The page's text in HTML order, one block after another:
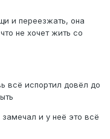
и переезжать, она
не хочет жить со
всё испортил довёл до
и у неё это всё